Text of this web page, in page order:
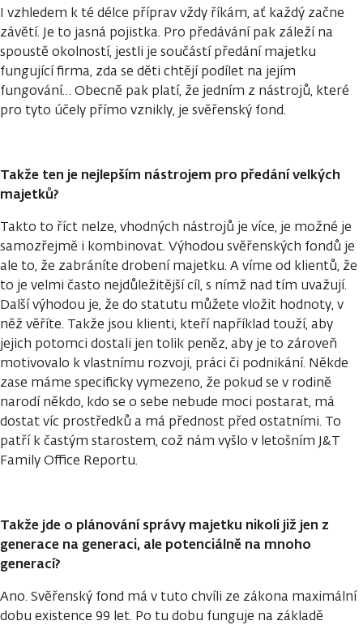
I vzhledem k té délce příprav vždy říkám, ať každý začne
závětí. Je to jasná pojistka. Pro předávání pak záleží na
spoustě okolností, jestli je součástí předání majetku
fungující firma, zda se děti chtějí podílet na jejím
fungování… Obecně pak platí, že jedním z nástrojů, které
pro tyto účely přímo vznikly, je svěřenský fond.
Takže ten je nejlepším nástrojem pro předání velkých
majetků?
Takto to říct nelze, vhodných nástrojů je více, je možné je
samozřejmě i kombinovat. Výhodou svěřenských fondů je
ale to, že zabráníte drobení majetku. A víme od klientů, že
to je velmi často nejdůležitější cíl, s nímž nad tím uvažují.
Další výhodou je, že do statutu můžete vložit hodnoty, v
něž věříte. Takže jsou klienti, kteří například touží, aby
jejich potomci dostali jen tolik peněz, aby je to zároveň
motivovalo k vlastnímu rozvoji, práci či podnikání. Někde
zase máme specificky vymezeno, že pokud se v rodině
narodí někdo, kdo se o sebe nebude moci postarat, má
dostat víc prostředků a má přednost před ostatními. To
patří k častým starostem, což nám vyšlo v letošním J&T
Family Office Reportu.
Takže jde o plánování správy majetku nikoli již jen z
generace na generaci, ale potenciálně na mnoho
generací?
Ano. Svěřenský fond má v tuto chvíli ze zákona maximální
dobu existence 99 let. Po tu dobu funguje na základě